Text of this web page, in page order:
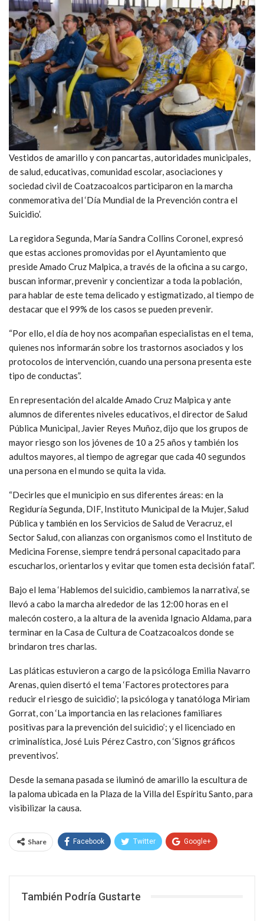
Vestidos de amarillo y con pancartas, autoridades municipales,
de salud, educativas, comunidad escolar, asociaciones y
sociedad civil de Coatzacoalcos participaron en la marcha
conmemorativa del ‘Día Mundial de la Prevención contra el
Suicidio’.
La regidora Segunda, María Sandra Collins Coronel, expresó
que estas acciones promovidas por el Ayuntamiento que
preside Amado Cruz Malpica, a través de la oficina a su cargo,
buscan informar, prevenir y concientizar a toda la población,
para hablar de este tema delicado y estigmatizado, al tiempo de
destacar que el 99% de los casos se pueden prevenir.
“Por ello, el día de hoy nos acompañan especialistas en el tema,
quienes nos informarán sobre los trastornos asociados y los
protocolos de intervención, cuando una persona presenta este
tipo de conductas”.
En representación del alcalde Amado Cruz Malpica y ante
alumnos de diferentes niveles educativos, el director de Salud
Pública Municipal, Javier Reyes Muñoz, dijo que los grupos de
mayor riesgo son los jóvenes de 10 a 25 años y también los
adultos mayores, al tiempo de agregar que cada 40 segundos
una persona en el mundo se quita la vida.
“Decirles que el municipio en sus diferentes áreas: en la
Regiduría Segunda, DIF, Instituto Municipal de la Mujer, Salud
Pública y también en los Servicios de Salud de Veracruz, el
Sector Salud, con alianzas con organismos como el Instituto de
Medicina Forense, siempre tendrá personal capacitado para
escucharlos, orientarlos y evitar que tomen esta decisión fatal”.
Bajo el lema ‘Hablemos del suicidio, cambiemos la narrativa’, se
llevó a cabo la marcha alrededor de las 12:00 horas en el
malecón costero, a la altura de la avenida Ignacio Aldama, para
terminar en la Casa de Cultura de Coatzacoalcos donde se
brindaron tres charlas.
Las pláticas estuvieron a cargo de la psicóloga Emilia Navarro
Arenas, quien disertó el tema ‘Factores protectores para
reducir el riesgo de suicidio’; la psicóloga y tanatóloga Miriam
Gorrat, con ‘La importancia en las relaciones familiares
positivas para la prevención del suicidio’; y el licenciado en
criminalística, José Luis Pérez Castro, con ‘Signos gráficos
preventivos’.
Desde la semana pasada se iluminó de amarillo la escultura de
la paloma ubicada en la Plaza de la Villa del Espíritu Santo, para
visibilizar la causa.
Share Facebook Twitter Google+
También Podría Gustarte